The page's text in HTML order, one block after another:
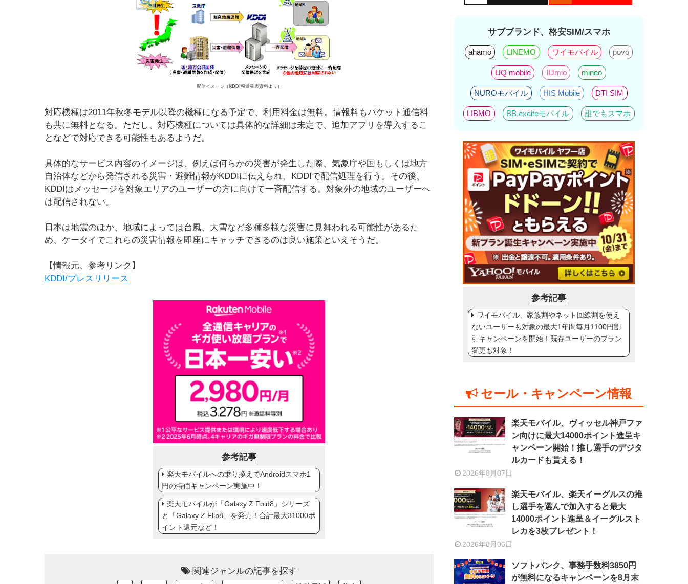
配信イメージ（KDDI報道発表資料より）
対応機種は2011年秋冬モデル以降の機種になる予定で、利用料金は無料。情報料もパケット通信料
も共に無料となる。ただし、対応機種については具体的な詳細は未定で、追加アプリを導入するこ
となどで対応できる可能性もあるようだ。
具体的なサービス内容のイメージは、例えば何らかの災害が発生した際、気象庁や国もしくは地方
自治体などから発信される災害・避難情報がKDDIに伝えられ、KDDIで配信処理を行う。その後、
KDDIはメッセージを対象エリアのユーザーの方に向けて一斉配信する。対象外の地域のユーザーへ
は配信されない。
日本は地震のほか、地域によっては台風、大雪など多種多様な災害に見舞われる可能性があるた
め、ケータイでこれらの災害情報を即座にキャッチできるのは良い施策といえそうだ。
【情報元、参考リンク】
KDDI/プレスリリース
参考記事
楽天モバイルへの乗り換えでAndroidスマホ1
円の特価キャンペーン実施中！
楽天モバイルが「Galaxy Z Fold8」シリーズ
と「Galaxy Z Flip8」を発売！合計最大31000ポ
イント還元など！
関連ジャンルの記事を探す
サブブランド、格安SIM/スマホ
ahamo LINEMO ワイモバイル povo
UQ mobile IIJmio mineo
NUROモバイル HIS Mobile DTI SIM
LIBMO BB.exciteモバイル 誰でもスマホ
参考記事
ワイモバイル、家族割やネット回線割を使え
ないユーザーも対象の最大1年間毎月1100円割
引キャンペーンを開始！既存ユーザーのプラン
変更も対象！
セール・キャンペーン情報
楽天モバイル、ヴィッセル神戸ファ
ン向けに最大14000ポイント進呈キ
ャンペーン開始！推し選手のデジタ
ルカードも貰える！
2026年8月07日
楽天モバイル、楽天イーグルスの推
し選手を選んで加入すると最大
14000ポイント進呈＆イーグルスト
レカを3枚プレゼント！
2026年8月06日
ソフトバンク、事務手数料3850円
が無料になるキャンペーンを8月末